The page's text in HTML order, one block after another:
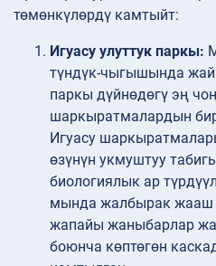
төмөнкүлөрдү камтыйт:
Игуасу улуттук паркы:
түндүк-чыгышында
паркы дүйнөдөгү эң
шаркыратмалардын
Игуасу
өзүнүн укмуштуу
биологиялык ар
мында жалбырак жааш
жапайы жаныбарлар
боюнча көптөгөн